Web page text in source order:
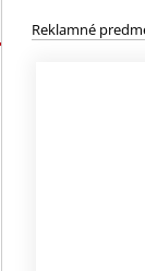
Reklamné